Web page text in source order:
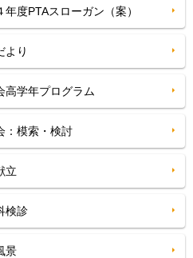
度PTAスローガン（案）
より
学年プログラム
：模索・検討
立
検診
景